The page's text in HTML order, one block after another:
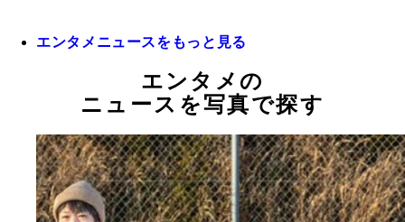
エンタメニュースをもっと見る
エンタメの
ニュースを写真で探す